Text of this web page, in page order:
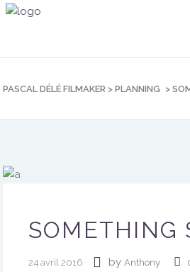
PASCAL DÉLÉ FILMAKER > PLANNING >
SOMETHING
24 avril 2016 by Anthony